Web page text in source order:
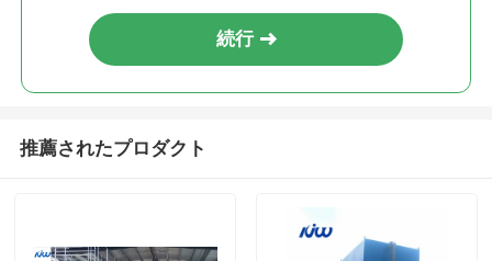
続行
推薦されたプロダクト